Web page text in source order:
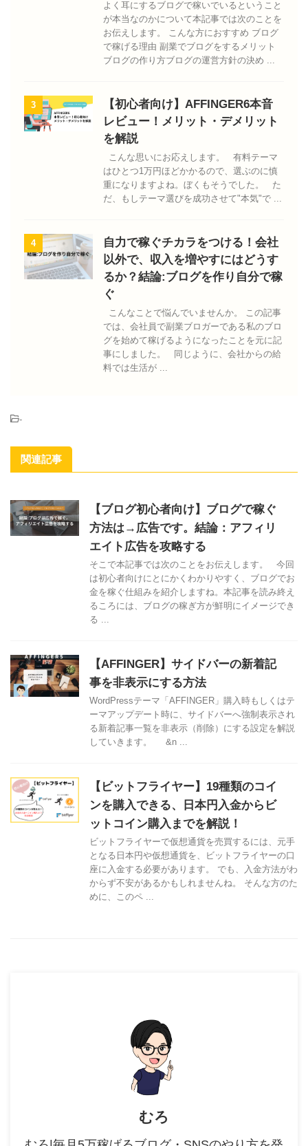
よく耳にするブログで稼いでいるということ
が本当なのかについて本記事では次のことを
お伝えします。 こんな方におすすめ ブログ
で稼げる理由 副業でブログをするメリット
ブログの作り方ブログの運営方針の決め ...
3
【初心者向け】AFFINGER6本音
レビュー！メリット・デメリット
を解説
こんな思いにお応えします。 有料テーマ
はひとつ1万円ほどかかるので、選ぶのに慎
重になりますよね。ぼくもそうでした。 た
だ、もしテーマ選びを成功させて"本気"で ...
4
自力で稼ぐチカラをつける！会社
以外で、収入を増やすにはどうす
るか？結論:ブログを作り自分で稼
ぐ
こんなことで悩んでいませんか。 この記事
では、会社員で副業ブロガーである私のブロ
グを始めて稼げるようになったことを元に記
事にしました。 同じように、会社からの給
料では生活が ...
-
関連記事
【ブログ初心者向け】ブログで稼ぐ
方法は→広告です。結論：アフィリ
エイト広告を攻略する
そこで本記事では次のことをお伝えします。 今回
は初心者向けにとにかくわかりやすく、ブログでお
金を稼ぐ仕組みを紹介しますね。本記事を読み終え
るころには、ブログの稼ぎ方が鮮明にイメージでき
る ...
【AFFINGER】サイドバーの新着記
事を非表示にする方法
WordPressテーマ「AFFINGER」購入時もしくはテ
ーマアップデート時に、サイドバーへ強制表示され
る新着記事一覧を非表示（削除）にする設定を解説
していきます。 &n ...
【ビットフライヤー】19種類のコイ
ンを購入できる、日本円入金からビ
ットコイン購入までを解説！
ビットフライヤーで仮想通貨を売買するには、元手
となる日本円や仮想通貨を、ビットフライヤーの口
座に入金する必要があります。 でも、入金方法がわ
からず不安があるかもしれませんね。 そんな方のた
めに、このペ ...
むろ